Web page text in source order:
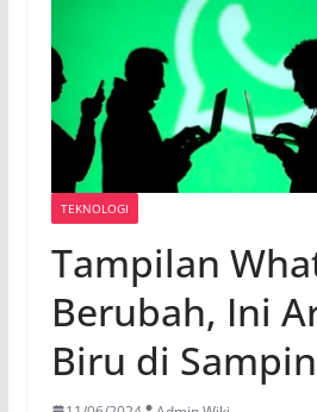
TEKNOLOGI
Tampilan
Berubah, Ini
Biru di